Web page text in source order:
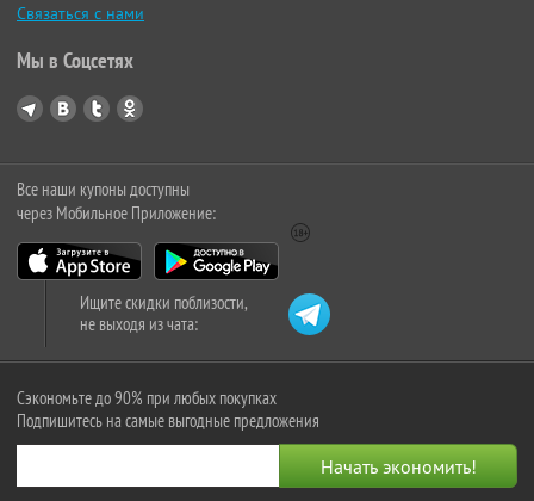
Связаться с нами
Мы в Соцсетях
Все наши купоны доступны
через Мобильное Приложение:
Ищите скидки поблизости,
не выходя из чата:
Сэкономьте до 90% при любых покупках
Подпишитесь на самые выгодные предложения